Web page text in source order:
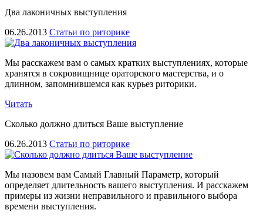
Два лаконичных выступления
06.26.2013 Статьи по риторике
Мы расскажем вам о самых кратких выступлениях, которые
хранятся в сокровищнице ораторского мастерства, и о
длинном, запомнившемся как курьез риторики.
Читать
Сколько должно длиться Ваше выступление
06.26.2013 Статьи по риторике
Мы назовем вам Самый Главный Параметр, который
определяет длительность вашего выступления. И расскажем
примеры из жизни неправильного и правильного выбора
времени выступления.